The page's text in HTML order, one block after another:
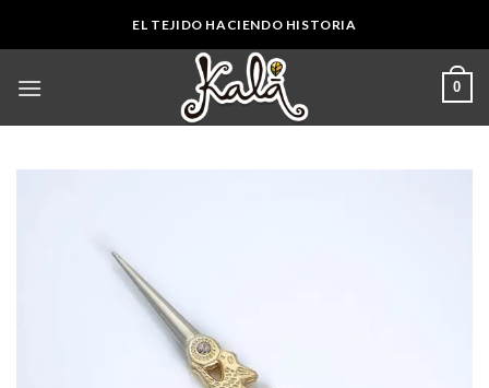
EL TEJIDO HACIENDO HISTORIA
0